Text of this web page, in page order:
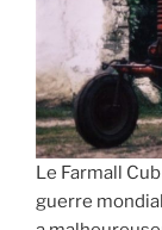
Le Farmall
guerre